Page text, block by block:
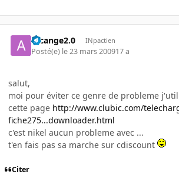
arcange2.0 INpactien
Posté(e) le 23 mars 200917 a
salut,
moi pour éviter ce genre de probleme
cette page http://www.clubic.com/
fiche275...downloader.html
c'est nikel aucun probleme avec ...
t'en fais pas sa marche sur cdiscount
Citer